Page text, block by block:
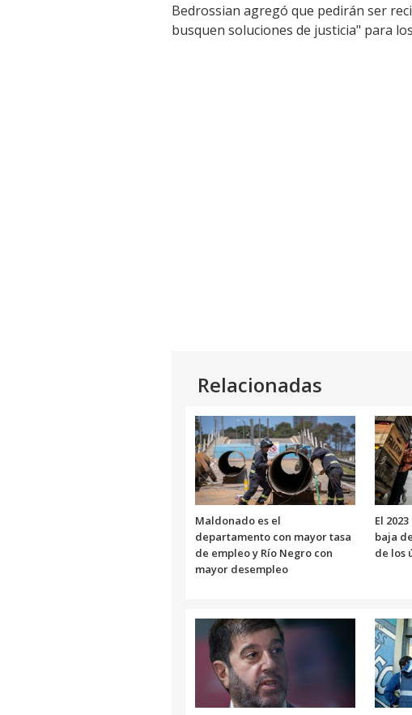
LinkBedrossian agregó que pedirán ser
busquen soluciones de justicia" para
Relacionadas
Maldonado es el
departamento con mayor tasa
de empleo y Río Negro con
mayor desempleo
El
baja
de los